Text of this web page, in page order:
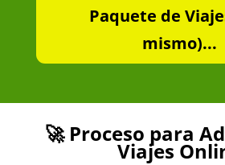
Paquete de
mismo)...
🚀 Proceso para
Viajes